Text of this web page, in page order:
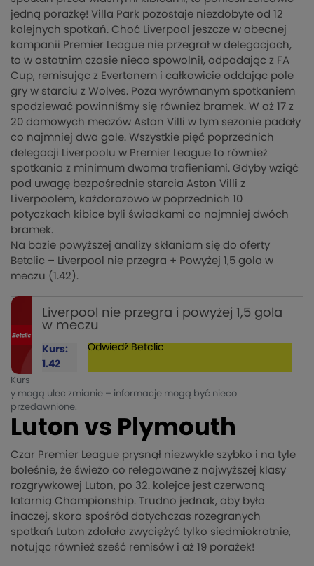
jedną porażkę! Villa Park pozostaje niezdobyte od 12
kolejnych spotkań. Choć Liverpool jeszcze w obecnej
kampanii Premier League nie przegrał w delegacjach,
to w ostatnim czasie nieco spowolnił, odpadając z FA
Cup, remisując z Evertonem i całkowicie oddając pole
gry w starciu z Wolves. Poza wyrównanym spotkaniem
spodziewać powinniśmy się również bramek. W aż 17 z
20 domowych meczów Aston Villi w tym sezonie padały
co najmniej dwa gole. Wszystkie pięć poprzednich
delegacji Liverpoolu w Premier League to również
spotkania z minimum dwoma trafieniami. Gdyby wziąć
pod uwagę bezpośrednie starcia Aston Villi z
Liverpoolem, każdorazowo w poprzednich 10
potyczkach kibice byli świadkami co najmniej dwóch
bramek.
Na bazie powyższej analizy skłaniam się do oferty
Betclic – Liverpool nie przegra + Powyżej 1,5 gola w
meczu (1.42).
Liverpool nie przegra i powyżej 1,5 gola
w meczu
Kurs:
1.42
Odwiedź Betclic
Kurs
y mogą ulec zmianie – informacje mogą być nieco
przedawnione.
Luton vs Plymouth
Czar Premier League prysnął niezwykle szybko i na tyle
boleśnie, że świeżo co relegowane z najwyższej klasy
rozgrywkowej Luton, po 32. kolejce jest czerwoną
latarnią Championship. Trudno jednak, aby było
inaczej, skoro spośród dotychczas rozegranych
spotkań Luton zdołało zwyciężyć tylko siedmiokrotnie,
notując również sześć remisów i aż 19 porażek!